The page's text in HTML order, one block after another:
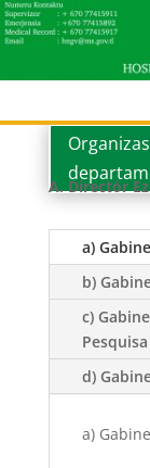
A. Directór
a)
b)
c)
Pesquisa
d)
a)